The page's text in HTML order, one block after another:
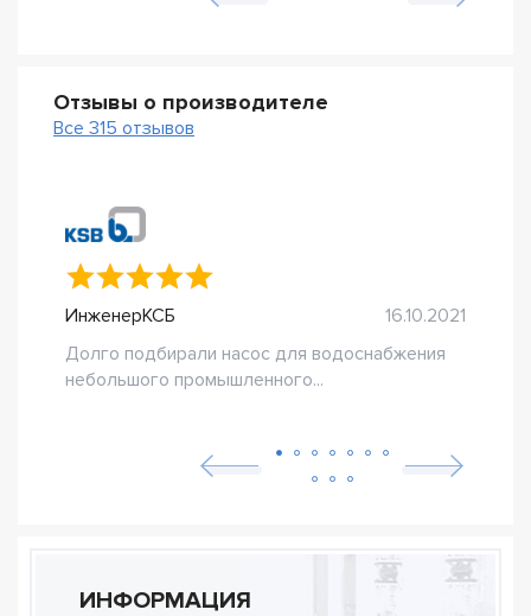
Отзывы о производителе
Все 315 отзывов
ИнженерКСБ
16.10.2021
Долго подбирали насос для водоснабжения
небольшого промышленного...
ИНФОРМАЦИЯ